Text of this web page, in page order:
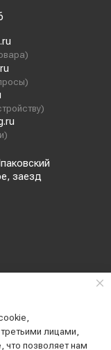
заезд
лицами,
что позволяет нам